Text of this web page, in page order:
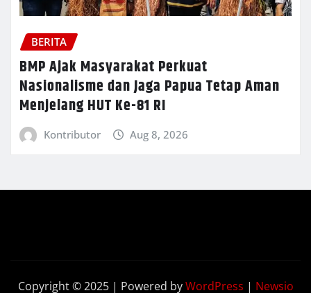
BERITA
BMP Ajak Masyarakat Perkuat
Nasionalisme dan Jaga Papua Tetap Aman
Menjelang HUT Ke-81 RI
Kontributor Aug 8, 2026
Copyright © 2025 | Powered byWordPress | Newsio